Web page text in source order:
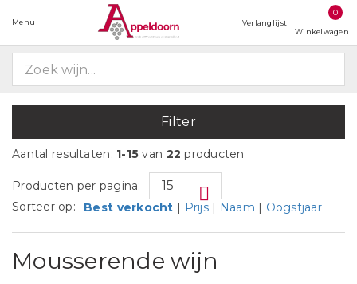
Menu Verlanglijst
0
Winkelwagen
Filter
Aantal resultaten: 1-15 van 22 producten
Producten per pagina:
Sorteer op:
Best verkocht | Prijs | Naam | Oogstjaar
Mousserende wijn